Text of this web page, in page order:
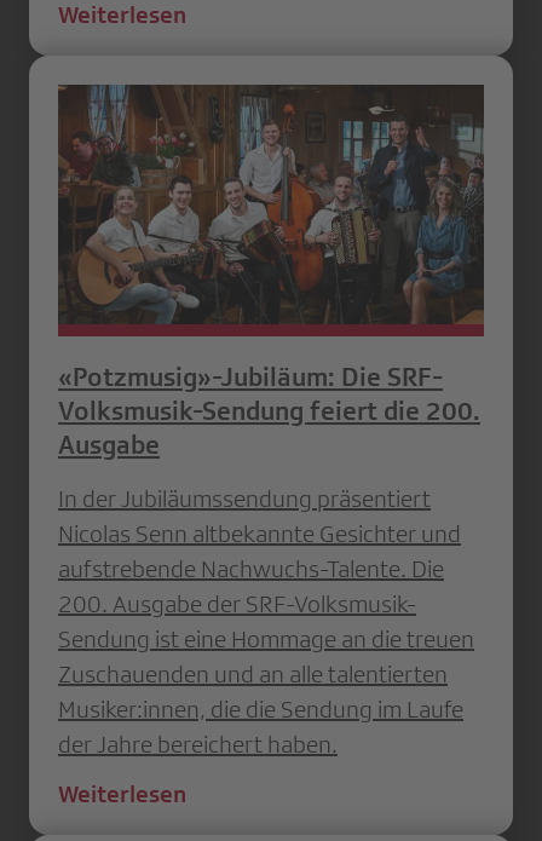
Weiterlesen
«Potzmusig»-Jubiläum: Die SRF-
Volksmusik-Sendung feiert die 200.
Ausgabe
In der Jubiläumssendung präsentiert
Nicolas Senn altbekannte Gesichter und
aufstrebende Nachwuchs-Talente. Die
200. Ausgabe der SRF-Volksmusik-
Sendung ist eine Hommage an die treuen
Zuschauenden und an alle talentierten
Musiker:innen, die die Sendung im Laufe
der Jahre bereichert haben.
Weiterlesen